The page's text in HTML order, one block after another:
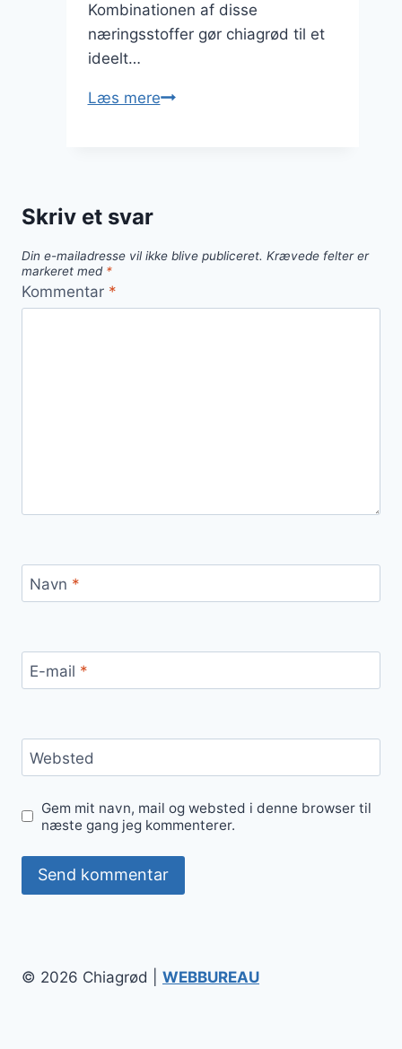
Kombinationen af disse
næringsstoffer gør chiagrød til et
ideelt…
Læs mereChiagrød
Skriv et svar
Din e-mailadresse vil ikke blive publiceret. Krævede felter er
markeret med *
Kommentar *
Navn *
E-mail *
Websted
Gem mit navn, mail og websted i denne browser til
næste gang jeg kommenterer.
© 2026 Chiagrød | WEBBUREAU